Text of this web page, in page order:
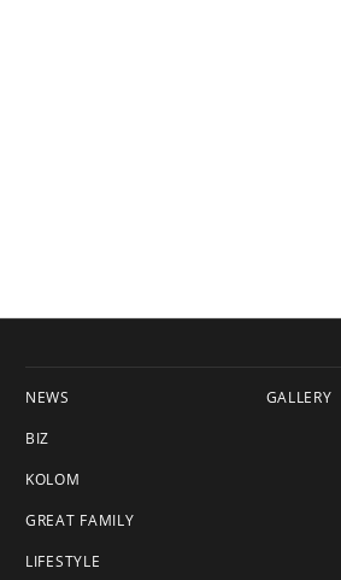
NEWS
BIZ
KOLOM
GREAT FAMILY
LIFESTYLE
GALLERY